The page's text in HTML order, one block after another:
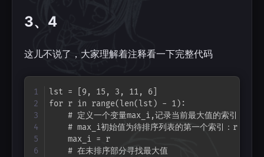
3、4
这儿不说了，大家理解着注释看一下完整代码
lst = [9, 15, 3, 11, 6]
for r in range(len(lst) - 1):
    # 定义一个变量max_i,记录当前最大值的索引
    # max_i初始值为待排序列表的第一个索引：r
    max_i = r
    # 在未排序部分寻找最大值